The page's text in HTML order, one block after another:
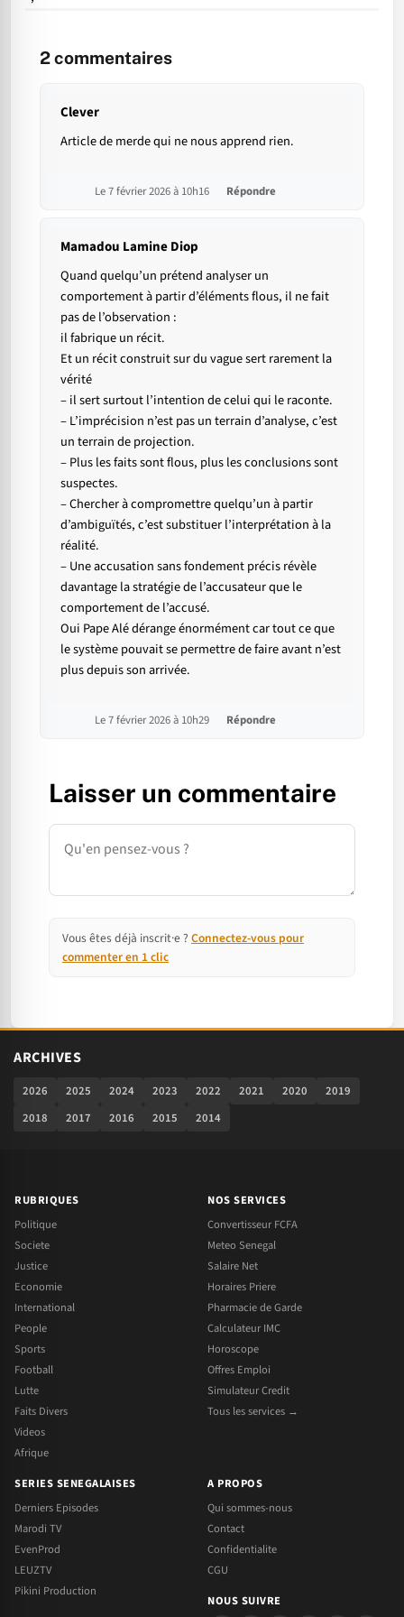
2commentaires
Clever
Article de merde qui ne nous apprend rien.
Le 7 février 2026 à 10h16 Répondre
Mamadou Lamine Diop
Quand quelqu’un prétend analyser un
comportement à partir d’éléments flous, il ne fait
pas de l’observation :
il fabrique un récit.
Et un récit construit sur du vague sert rarement la
vérité
– il sert surtout l’intention de celui qui le raconte.
– L’imprécision n’est pas un terrain d’analyse, c’est
un terrain de projection.
– Plus les faits sont flous, plus les conclusions sont
suspectes.
– Chercher à compromettre quelqu’un à partir
d’ambiguïtés, c’est substituer l’interprétation à la
réalité.
– Une accusation sans fondement précis révèle
davantage la stratégie de l’accusateur que le
comportement de l’accusé.
Oui Pape Alé dérange énormément car tout ce que
le système pouvait se permettre de faire avant n’est
plus depuis son arrivée.
Le 7 février 2026 à 10h29 Répondre
Laisser un commentaire
Commentaire
Vous êtes déjà inscrit·e ? Connectez-vous pour
commenter en 1 clic
ARCHIVES
2026 2025 2024 2023 2022 2021 2020
2019
2018
2017 2016 2015 2014
RUBRIQUES
Politique
Societe
Justice
Economie
International
People
Sports
Football
Lutte
Faits Divers
Videos
Afrique
NOS SERVICES
Convertisseur FCFA
Meteo Senegal
Salaire Net
Horaires Priere
Pharmacie de Garde
Calculateur IMC
Horoscope
Offres Emploi
Simulateur Credit
Tous les services →
SERIES SENEGALAISES
Derniers Episodes
Marodi TV
EvenProd
LEUZTV
Pikini Production
A PROPOS
Qui sommes-nous
Contact
Confidentialite
CGU
NOUS SUIVRE